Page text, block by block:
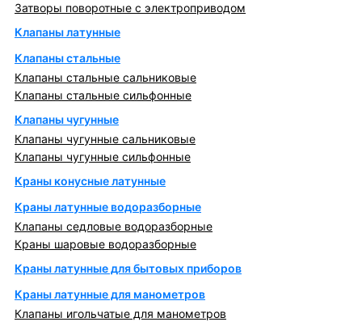
Затворы поворотные с электроприводом
Клапаны латунные
Клапаны стальные
Клапаны стальные сальниковые
Клапаны стальные сильфонные
Клапаны чугунные
Клапаны чугунные сальниковые
Клапаны чугунные сильфонные
Краны конусные латунные
Краны латунные водоразборные
Клапаны седловые водоразборные
Краны шаровые водоразборные
Краны латунные для бытовых приборов
Краны латунные для манометров
Клапаны игольчатые для манометров